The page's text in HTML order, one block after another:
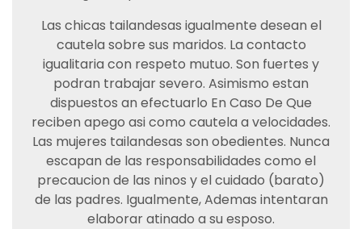
Las chicas tailandesas igualmente desean el
cautela sobre sus maridos. La contacto
igualitaria con respeto mutuo. Son fuertes y
podran trabajar severo. Asimismo estan
dispuestos an efectuarlo En Caso De Que
reciben apego asi­ como cautela a velocidades.
Las mujeres tailandesas son obedientes. Nunca
escapan de las responsabilidades como el
precaucion de las ninos y el cuidado (barato)
de las padres. Igualmente, Ademas intentaran
elaborar atinado a su esposo.